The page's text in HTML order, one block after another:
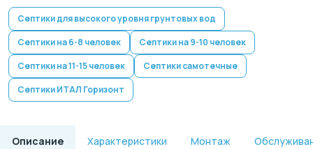
Септики для высокого уровня грунтовых вод
Септики на 6-8 человек
Септики на 9-10 человек
Септики на 11-15 человек
Септики самотечные
Септики ИТАЛ Горизонт
Описание Характеристики Монтаж